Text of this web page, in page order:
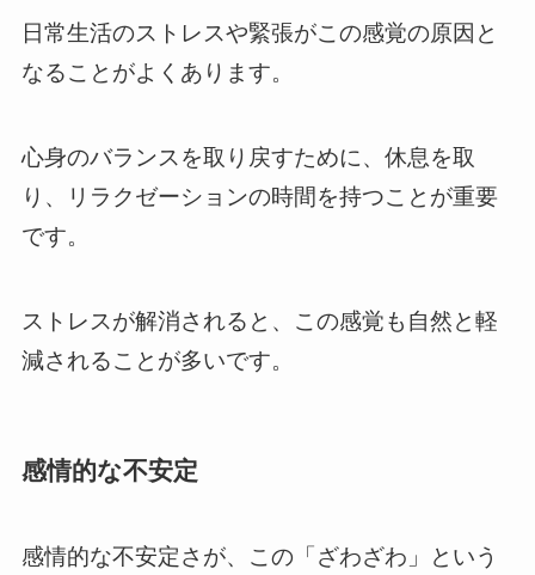
日常生活のストレスや緊張がこの感覚の原因と
なることがよくあります。
心身のバランスを取り戻すために、休息を取
り、リラクゼーションの時間を持つことが重要
です。
ストレスが解消されると、この感覚も自然と軽
減されることが多いです。
感情的な不安定
感情的な不安定さが、この「ざわざわ」という